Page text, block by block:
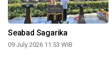
Seabad Sagarika
09 July 2026 11:53 WIB